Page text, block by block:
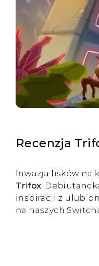
Recenzja
Inwazja lisków na
Trifox .
inspiracji z
na naszych